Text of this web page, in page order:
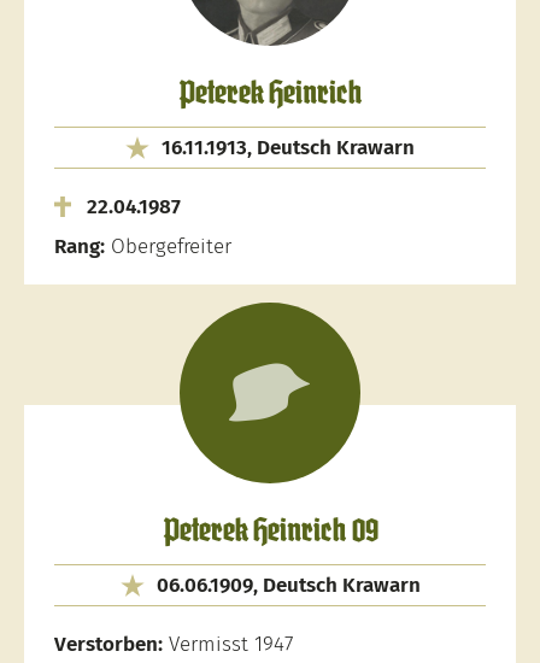
Peterek Heinrich
16.11.1913, Deutsch Krawarn
22.04.1987
Rang: Obergefreiter
Peterek Heinrich 09
06.06.1909, Deutsch Krawarn
Verstorben: Vermisst 1947